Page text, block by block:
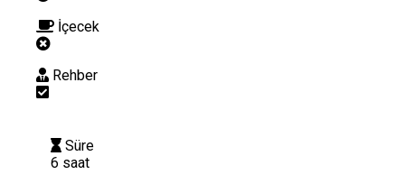
İçecek
Rehber
Süre
6 saat